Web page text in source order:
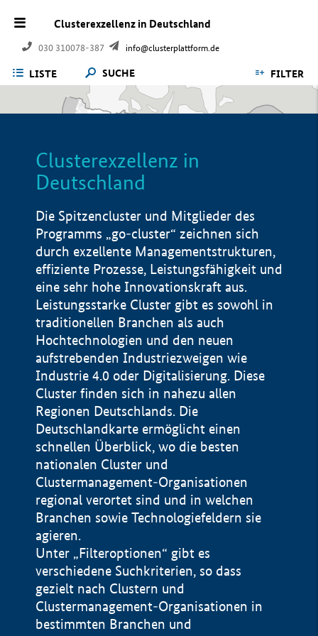
Clusterexzellenz in Deutschland
030 310078-387 info@clusterplattform.de
LISTE SUCHE FILTER
Clusterexzellenz in
Deutschland
Die Spitzencluster und Mitglieder des
Programms „go-cluster“ zeichnen sich
durch exzellente Managementstrukturen,
effiziente Prozesse, Leistungsfähigkeit und
eine sehr hohe Innovationskraft aus.
Leistungsstarke Cluster gibt es sowohl in
traditionellen Branchen als auch
Hochtechnologien und den neuen
aufstrebenden Industriezweigen wie
Industrie 4.0 oder Digitalisierung. Diese
Cluster finden sich in nahezu allen
Regionen Deutschlands. Die
Deutschlandkarte ermöglicht einen
schnellen Überblick, wo die besten
nationalen Cluster und
Clustermanagement-Organisationen
regional verortet sind und in welchen
Branchen sowie Technologiefeldern sie
agieren.
Unter „Filteroptionen“ gibt es
verschiedene Suchkriterien, so dass
gezielt nach Clustern und
Clustermanagement-Organisationen in
bestimmten Branchen und
Impressum
Datenschutzerklärung
BMWE, 2026 ©
100 km © Geobasis-DE / BKG 2015